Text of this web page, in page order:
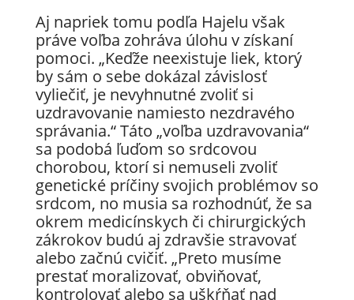
Aj napriek tomu podľa Hajelu však
práve voľba zohráva úlohu v získaní
pomoci. „Keďže neexistuje liek, ktorý
by sám o sebe dokázal závislosť
vyliečiť, je nevyhnutné zvoliť si
uzdravovanie namiesto nezdravého
správania.“ Táto „voľba uzdravovania“
sa podobá ľuďom so srdcovou
chorobou, ktorí si nemuseli zvoliť
genetické príčiny svojich problémov so
srdcom, no musia sa rozhodnúť, že sa
okrem medicínskych či chirurgických
zákrokov budú aj zdravšie stravovať
alebo začnú cvičiť. „Preto musíme
prestať moralizovať, obviňovať,
kontrolovať alebo sa uškŕňať nad